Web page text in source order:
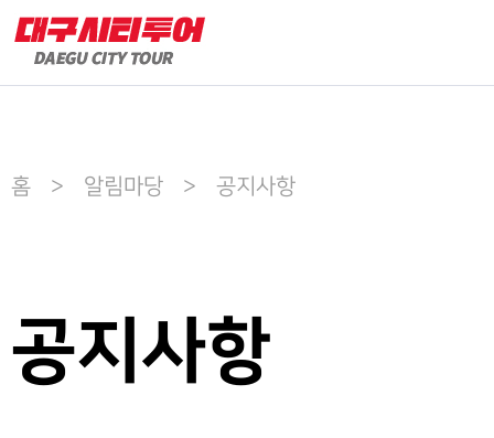
홈 > 알림마당 > 공지사항
공지사항